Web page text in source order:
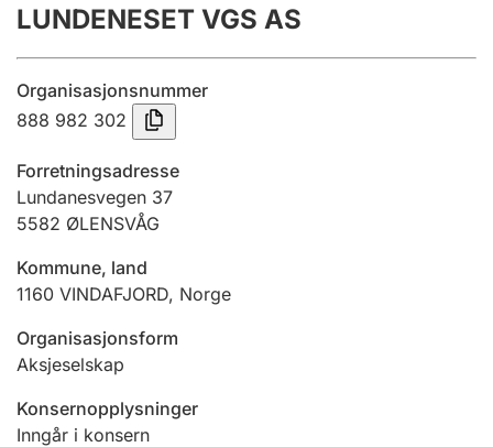
Årsregnskap
Innsending og forsinkelsesgebyr
Jeger
Ektepaktveileder
Offentlig sektor
LUNDENESET VGS AS
Organisasjonsnummer
888 982 302
Forretningsadresse
Lundanesvegen 37
5582 ØLENSVÅG
Kommune, land
1160 VINDAFJORD, Norge
Organisasjonsform
Aksjeselskap
Konsernopplysninger
Inngår i konsern